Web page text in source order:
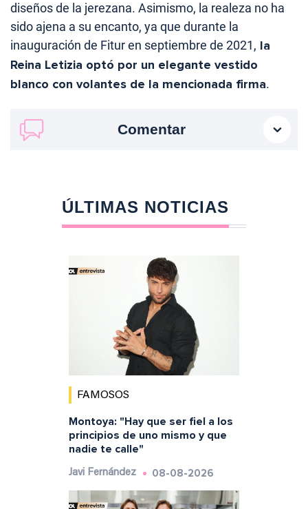
diseños de la jerezana. Asimismo, la realeza no ha
sido ajena a su encanto, ya que durante la
inauguración de Fitur en septiembre de 2021, la
Reina Letizia optó por un elegante vestido
blanco con volantes de la mencionada firma.
Comentar
ÚLTIMAS NOTICIAS
FAMOSOS
Montoya: "Hay que ser fiel a los
principios de uno mismo y que
nadie te calle"
Javi Fernández 08-08-2026